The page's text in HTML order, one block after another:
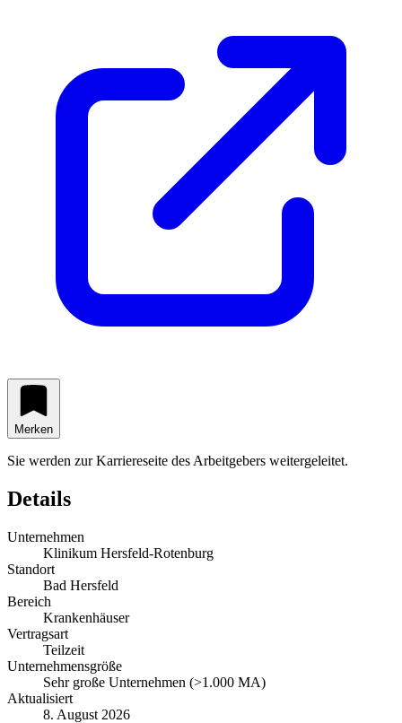
Merken
Sie werden zur Karriereseite des Arbeitgebers weitergeleitet.
Details
Unternehmen
Klinikum Hersfeld-Rotenburg
Standort
Bad Hersfeld
Bereich
Krankenhäuser
Vertragsart
Teilzeit
Unternehmensgröße
Sehr große Unternehmen (>1.000 MA)
Aktualisiert
8. August 2026